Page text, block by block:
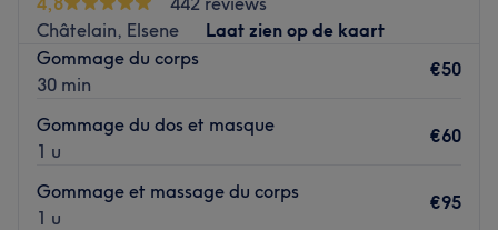
verwennen met een bezoek aan dit salon of gun jezelf
een dagje uit en combineer het bezoek met een
shopsessie.
Châtelain, Elsene
Laat zien op de kaart
Gommage du corps
30 min
€50
Gommage du dos et masque
1 u
€60
Gommage et massage du corps
1 u
€95